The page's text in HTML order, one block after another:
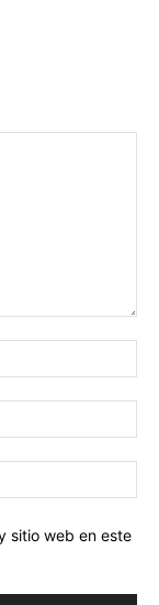
sitio web en este